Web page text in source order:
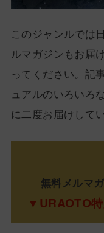
このジャンルでは
ルマガジンもお届
ってください。記
ュアルのいろいろ
に二度お届けして
無料メルマ
▼URAOTO